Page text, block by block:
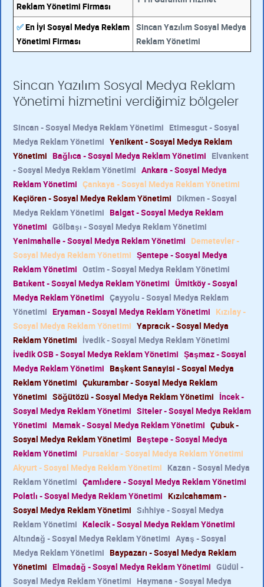
Reklam Yönetimi Firması
✅En İyi Sosyal Medya Reklam
Yönetimi Firması
Sincan Yazılım Sosyal Medya
Reklam Yönetimi
Sincan Yazılım Sosyal Medya Reklam
Yönetimi hizmetini verdiğimiz bölgeler
Sincan - Sosyal Medya Reklam Yönetimi Etimesgut - Sosyal
Medya Reklam Yönetimi Yenikent - Sosyal Medya Reklam
Yönetimi Bağlıca - Sosyal Medya Reklam Yönetimi Elvankent
- Sosyal Medya Reklam Yönetimi Ankara - Sosyal Medya
Reklam Yönetimi Çankaya - Sosyal Medya Reklam Yönetimi
Keçiören - Sosyal Medya Reklam Yönetimi Dikmen - Sosyal
Medya Reklam Yönetimi Balgat - Sosyal Medya Reklam
Yönetimi Gölbaşı - Sosyal Medya Reklam Yönetimi
Yenimahalle - Sosyal Medya Reklam Yönetimi Demetevler -
Sosyal Medya Reklam Yönetimi Şentepe - Sosyal Medya
Reklam Yönetimi Ostim - Sosyal Medya Reklam Yönetimi
Batıkent - Sosyal Medya Reklam Yönetimi Ümitköy - Sosyal
Medya Reklam Yönetimi Çayyolu - Sosyal Medya Reklam
Yönetimi Eryaman - Sosyal Medya Reklam Yönetimi Kızılay -
Sosyal Medya Reklam Yönetimi Yapracık - Sosyal Medya
Reklam Yönetimi İvedik - Sosyal Medya Reklam Yönetimi
İvedik OSB - Sosyal Medya Reklam Yönetimi Şaşmaz - Sosyal
Medya Reklam Yönetimi Başkent Sanayisi - Sosyal Medya
Reklam Yönetimi Çukurambar - Sosyal Medya Reklam
Yönetimi Söğütözü - Sosyal Medya Reklam Yönetimi İncek -
Sosyal Medya Reklam Yönetimi Siteler - Sosyal Medya Reklam
Yönetimi Mamak - Sosyal Medya Reklam Yönetimi Çubuk -
Sosyal Medya Reklam Yönetimi Beştepe - Sosyal Medya
Reklam Yönetimi Pursaklar - Sosyal Medya Reklam Yönetimi
Akyurt - Sosyal Medya Reklam Yönetimi Kazan - Sosyal Medya
Reklam Yönetimi Çamlıdere - Sosyal Medya Reklam Yönetimi
Polatlı - Sosyal Medya Reklam Yönetimi Kızılcahamam -
Sosyal Medya Reklam Yönetimi Sıhhiye - Sosyal Medya
Reklam Yönetimi Kalecik - Sosyal Medya Reklam Yönetimi
Altındağ - Sosyal Medya Reklam Yönetimi Ayaş - Sosyal
Medya Reklam Yönetimi Baypazarı - Sosyal Medya Reklam
Yönetimi Elmadağ - Sosyal Medya Reklam Yönetimi Güdül -
Sosyal Medya Reklam Yönetimi Haymana - Sosyal Medya